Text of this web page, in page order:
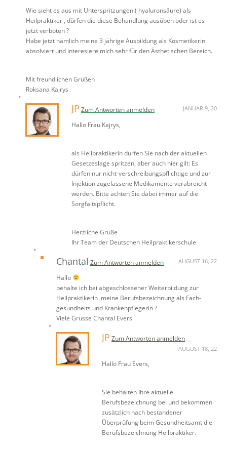
Wie sieht es aus mit Unterspritzungen ( hyaluronsäure) als
Heilpraktiker , dürfen die diese Behandlung ausüben oder ist es
jetzt verboten ?
Habe jetzt nämlich meine 3 jährige Ausbildung als Kosmetikerin
absolviert und interesiere mich sehr für den Ästhetischen Bereich.
Mit freundlichen Grüßen
Roksana Kajrys
JP Zum Antworten anmelden JANUAR 9, 20
Hallo Frau Kajrys,
als Heilpraktikerin dürfen Sie nach der aktuellen
Gesetzeslage spritzen, aber auch hier gilt: Es
dürfen nur nicht-verschreibungspflichtige und zur
Injektion zugelassene Medikamente verabreicht
werden. Bitte achten Sie dabei immer auf die
Sorgfaltspflicht.
Herzliche Grüße
Ihr Team der Deutschen Heilpraktikerschule
Chantal Zum Antworten anmelden AUGUST 16, 22
Hallo
behalte ich bei abgeschlossener Weiterbildung zur
Heilpraktikerin ,meine Berufsbezeichnung als Fach-
gesundheits und Krankenpflegerin ?
Viele Grüsse Chantal Evers
JP Zum Antworten anmelden
AUGUST 18, 22
Hallo Frau Evers,
Sie behalten Ihre aktuelle
Berufsbezeichnung bei und bekommen
zusätzlich nach bestandener
Überprüfung beim Gesundheitsamt die
Berufsbezeichnung Heilpraktiker.